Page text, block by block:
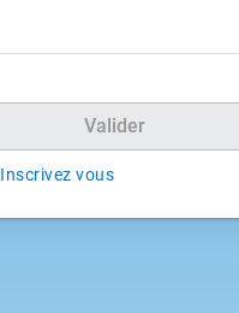
Valider
Inscrivez vous